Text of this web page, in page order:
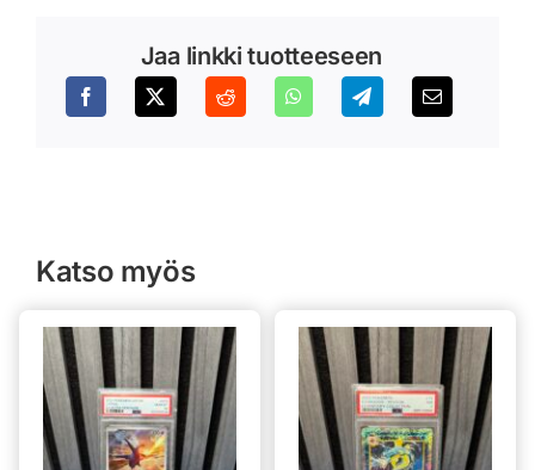
Jaa linkki tuotteeseen
Katso myös